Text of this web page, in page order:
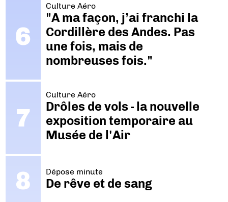
Culture Aéro
"A ma façon, j’ai franchi la
Cordillère des Andes. Pas
une fois, mais de
nombreuses fois."
Culture Aéro
Drôles de vols - la nouvelle
exposition temporaire au
Musée de l'Air
Dépose minute
De rêve et de sang